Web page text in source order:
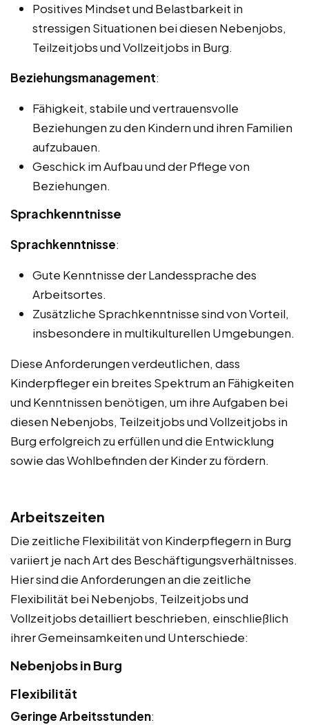
Positives Mindset und Belastbarkeit in
stressigen Situationen bei diesen Nebenjobs,
Teilzeitjobs und Vollzeitjobs in Burg.
Beziehungsmanagement:
Fähigkeit, stabile und vertrauensvolle
Beziehungen zu den Kindern und ihren Familien
aufzubauen.
Geschick im Aufbau und der Pflege von
Beziehungen.
Sprachkenntnisse
Sprachkenntnisse:
Gute Kenntnisse der Landessprache des
Arbeitsortes.
Zusätzliche Sprachkenntnisse sind von Vorteil,
insbesondere in multikulturellen Umgebungen.
Diese Anforderungen verdeutlichen, dass
Kinderpfleger ein breites Spektrum an Fähigkeiten
und Kenntnissen benötigen, um ihre Aufgaben bei
diesen Nebenjobs, Teilzeitjobs und Vollzeitjobs in
Burg erfolgreich zu erfüllen und die Entwicklung
sowie das Wohlbefinden der Kinder zu fördern.
Arbeitszeiten
Die zeitliche Flexibilität von Kinderpflegern in Burg
variiert je nach Art des Beschäftigungsverhältnisses.
Hier sind die Anforderungen an die zeitliche
Flexibilität bei Nebenjobs, Teilzeitjobs und
Vollzeitjobs detailliert beschrieben, einschließlich
ihrer Gemeinsamkeiten und Unterschiede:
Nebenjobs in Burg
Flexibilität
Geringe Arbeitsstunden: